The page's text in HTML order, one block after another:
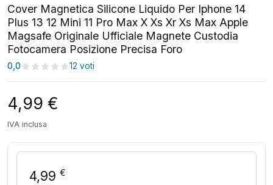
Cover Magnetica Silicone Liquido Per Iphone 14
Plus 13 12 Mini 11 Pro Max X Xs Xr Xs Max Apple
Magsafe Originale Ufficiale Magnete Custodia
Fotocamera Posizione Precisa Foro
0,0 12 voti
4,99 €
IVA inclusa
4,99 €